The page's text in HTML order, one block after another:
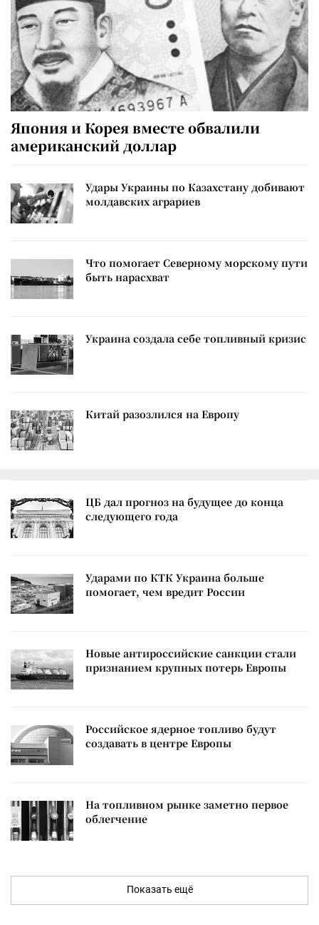
Япония и Корея вместе обвалили
американский доллар
Удары Украины по Казахстану добивают
молдавских аграриев
Что помогает Северному морскому пути
быть нарасхват
Украина создала себе топливный кризис
Китай разозлился на Европу
ЦБ дал прогноз на будущее до конца
следующего года
Ударами по КТК Украина больше
помогает, чем вредит России
Новые антироссийские санкции стали
признанием крупных потерь Европы
Российское ядерное топливо будут
создавать в центре Европы
На топливном рынке заметно первое
облегчение
Показать ещё